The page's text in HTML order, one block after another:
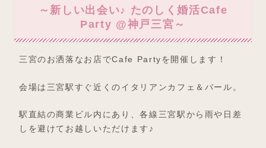
～新しい出会い♪ たのしく婚活Cafe
Party @神戸三宮～
三宮のお洒落なお店でCafe Partyを開催します！
会場は三宮駅すぐ近くのイタリアンカフェ＆バール。
駅直結の商業ビル内にあり、各線三宮駅から雨や日差
しを避けてお越しいただけます♪